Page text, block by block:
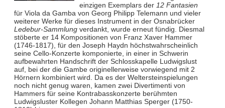
einzigen Exemplars der 12 Fantasien
für Viola da Gamba von Georg Philipp Telemann und vieler
weiterer Werke für dieses Instrument in der Osnabrücker
Ledebur-Sammlungverdankt, wurde erneut fündig. Diesmal
stöberte er 14 Kompositionen von Franz Xaver Hammer
(1746-1817), für den Joseph Haydn höchstwahrscheinlich
seine Cello-Konzerte komponierte, in einer in Schwerin
aufbewahrten Handschrift der Schlosskapelle Ludwigslust
auf, bei der die Gambe originellerweise vorwiegend mit 2
Hörnern kombiniert wird. Da es der Weltersteinspielungen
noch nicht genug waren, kamen zwei Divertimenti von
Hammers für seine Kontrabasskonzerte berühmten
Ludwigsluster Kollegen Johann Matthias Sperger (1750-